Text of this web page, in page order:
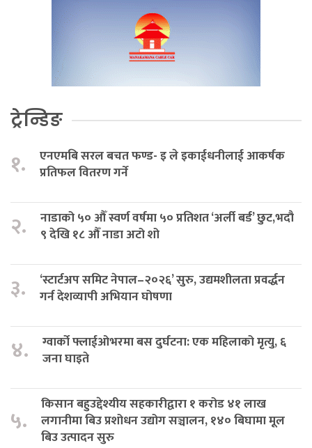
ट्रेन्डिङ
१.
एनएमबि सरल बचत फण्ड- इ ले इकाईधनीलाई आकर्षक
प्रतिफल वितरण गर्ने
२.
नाडाको ५० औँ स्वर्ण वर्षमा ५० प्रतिशत ‘अर्ली बर्ड’ छुट,भदौ
९ देखि १८ औँ नाडा अटो शो
३.
‘स्टार्टअप समिट नेपाल–२०२६’ सुरु, उद्यमशीलता प्रवर्द्धन
गर्न देशव्यापी अभियान घोषणा
४.
ग्वार्को फ्लाईओभरमा बस दुर्घटना: एक महिलाको मृत्यु, ६
जना घाइते
५.
किसान बहुउद्देश्यीय सहकारीद्वारा १ करोड ४१ लाख
लगानीमा बिउ प्रशोधन उद्योग सञ्चालन, १४० बिघामा मूल
बिउ उत्पादन सुरु